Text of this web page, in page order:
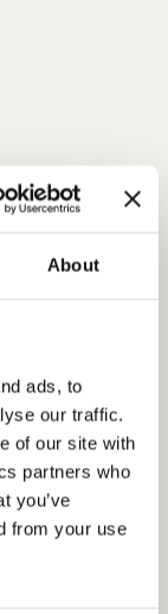
About
ads, to
our traffic.
of our site with
partners who
you’ve
from your use
NEU